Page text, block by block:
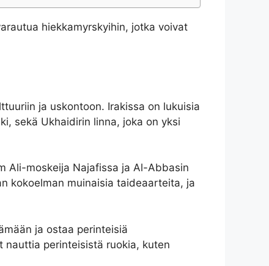
hiekkamyrskyihin, jotka voivat
ja uskontoon. Irakissa on lukuisia
sekä Ukhaidirin linna, joka on yksi
Ali-moskeija Najafissa ja Al-Abbasin
kokoelman muinaisia ​​taideaarteita, ja
ja ostaa perinteisiä
nauttia perinteisistä ruokia, kuten